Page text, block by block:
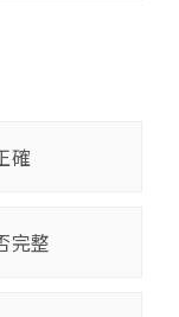
確
完整